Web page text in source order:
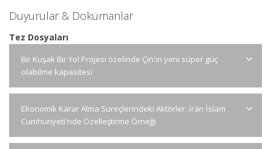
Duyurular & Dokümanlar
Tez Dosyaları
Bir Kuşak Bir Yol Projesi özelinde Çin'in yeni süper güç
olabilme kapasitesi
Ekonomik Karar Alma Süreçlerindeki Aktörler: İran İslam
Cumhuriyeti'nde Özelleştirme Örneği